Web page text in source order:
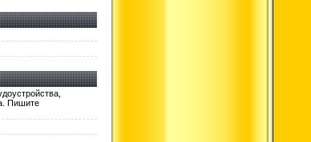
Пишите